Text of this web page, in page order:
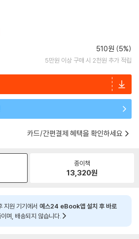
510원 (5%)
5만원 이상 구매 시 2천원 추가 적립
카드/간편결제 혜택을 확인하세요
종이책
13,320원
지원 기기에서 예스24 eBook앱 설치 후 바로
이며, 배송되지 않습니다.